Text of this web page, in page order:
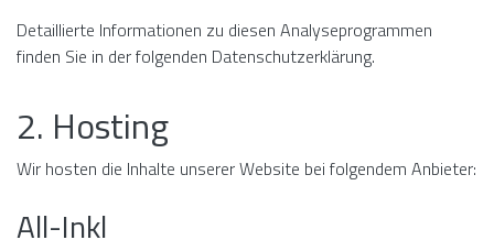
Detaillierte Informationen zu diesen Analyseprogrammen
finden Sie in der folgenden Datenschutzerklärung.
2. Hosting
Wir hosten die Inhalte unserer Website bei folgendem Anbieter:
All-Inkl